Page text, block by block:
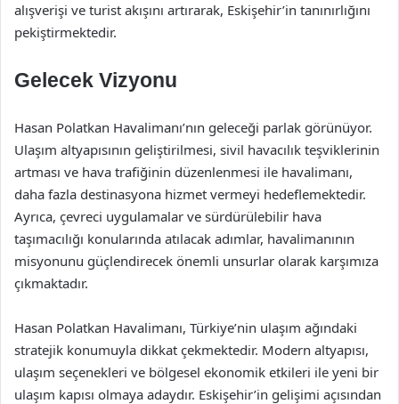
alışverişi ve turist akışını artırarak, Eskişehir’in tanınırlığını
pekiştirmektedir.
Gelecek Vizyonu
Hasan Polatkan Havalimanı’nın geleceği parlak görünüyor.
Ulaşım altyapısının geliştirilmesi, sivil havacılık teşviklerinin
artması ve hava trafiğinin düzenlenmesi ile havalimanı,
daha fazla destinasyona hizmet vermeyi hedeflemektedir.
Ayrıca, çevreci uygulamalar ve sürdürülebilir hava
taşımacılığı konularında atılacak adımlar, havalimanının
misyonunu güçlendirecek önemli unsurlar olarak karşımıza
çıkmaktadır.
Hasan Polatkan Havalimanı, Türkiye’nin ulaşım ağındaki
stratejik konumuyla dikkat çekmektedir. Modern altyapısı,
ulaşım seçenekleri ve bölgesel ekonomik etkileri ile yeni bir
ulaşım kapısı olmaya adaydır. Eskişehir’in gelişimi açısından